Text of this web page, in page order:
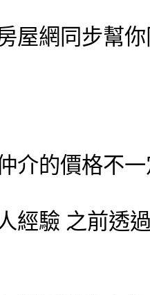
屋網同步幫
介的價格不
經驗 之前透